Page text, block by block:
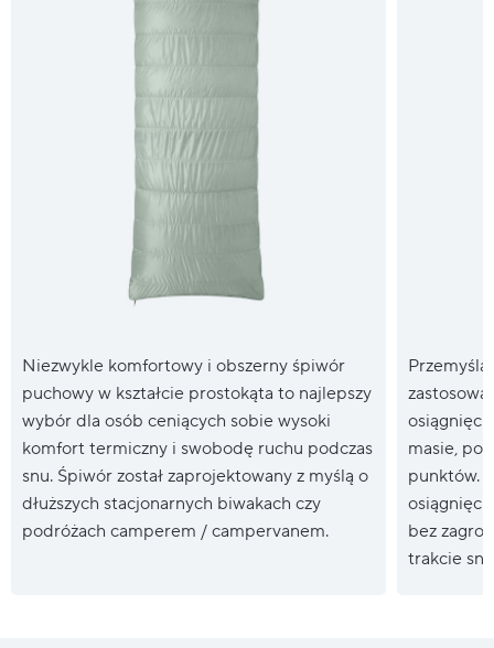
Niezwykle komfortowy i obszerny śpiwór
puchowy w kształcie prostokąta to najlepszy
wybór dla osób ceniących sobie wysoki
komfort termiczny i swobodę ruchu podczas
snu. Śpiwór został zaprojektowany z myślą o
dłuższych stacjonarnych biwakach czy
podróżach camperem / campervanem.
masie,
punktów.
bez
trakcie